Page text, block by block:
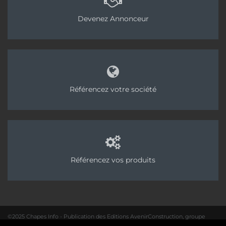
Devenez Annonceur
Référencez votre société
Référencez vos produits
©2025 Chapes Info - Publication des Editions AvenirConstruction, groupe